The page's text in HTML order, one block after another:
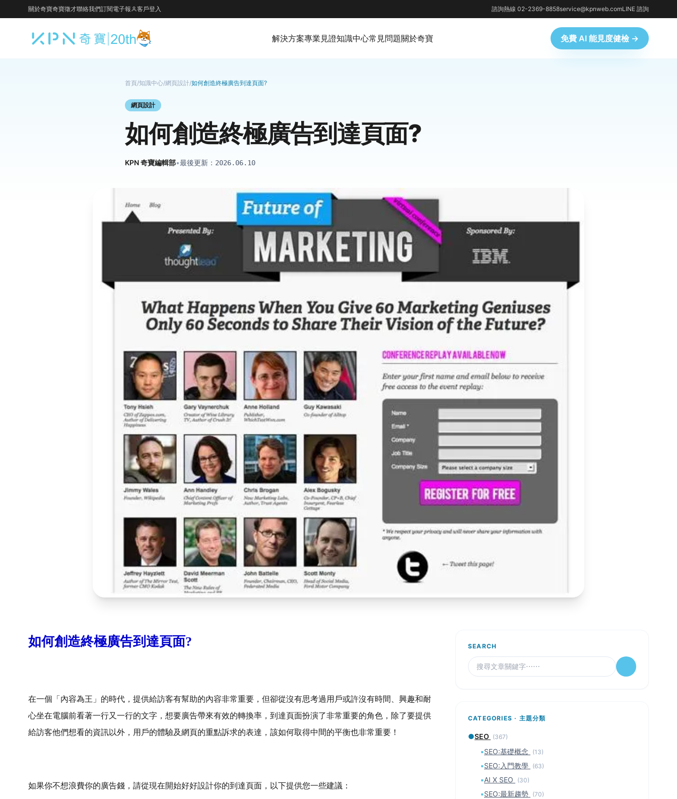
關於奇寶奇寶徵才聯絡我們訂閱電子報 客戶登入 諮詢熱線 02-2369-8858service@kpnweb.comLINE 諮詢
解決方案專業見證知識中心常見問題關於奇寶 免費 AI 能見度健檢 →
首頁/知識中心/網頁設計/如何創造終極廣告到達頁面?
網頁設計
如何創造終極廣告到達頁面?
KPN 奇寶編輯部•最後更新： 2026.06.10
如何創造終極廣告到達頁面?
在一個「內容為王」的時代，提供給訪客有幫助的內容非常重要，但卻從沒有思考過用戶或許沒有時間、興趣和耐
心坐在電腦前看著一行又一行的文字，想要廣告帶來有效的轉換率，到達頁面扮演了非常重要的角色，除了要提供
給訪客他們想看的資訊以外，用戶的體驗及網頁的重點訴求的表達，該如何取得中間的平衡也非常重要！
如果你不想浪費你的廣告錢，請從現在開始好好設計你的到達頁面，以下提供您一些建議：
SEARCH
CATEGORIES · 主題分類
●SEO (367)
▪SEO:基礎概念 (13)
▪SEO:入門教學 (63)
▪AI X SEO (30)
▪SEO:最新趨勢 (70)